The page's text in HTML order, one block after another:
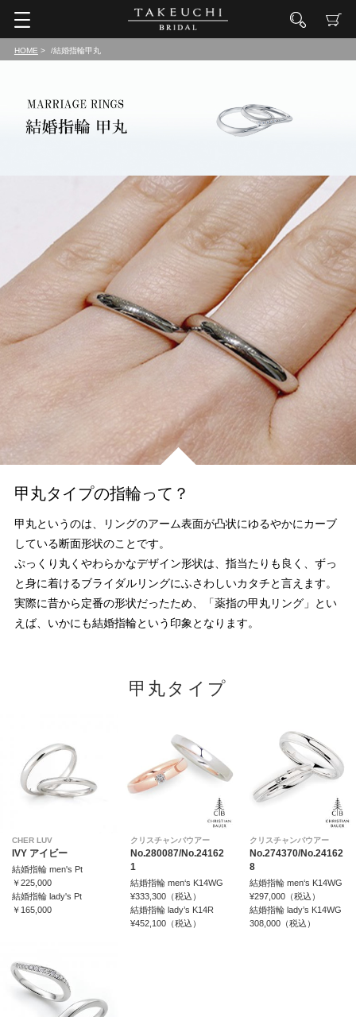
HOME /結婚指輪甲丸
甲丸タイプの指輪って？
甲丸というのは、リングのアーム表面が凸状にゆるやかにカーブ
している断面形状のことです。
ぷっくり丸くやわらかなデザイン形状は、指当たりも良く、ずっ
と身に着けるブライダルリングにふさわしいカタチと言えます。
実際に昔から定番の形状だったため、「薬指の甲丸リング」とい
えば、いかにも結婚指輪という印象となります。
甲丸タイプ
CHER LUV
IVY アイビー
結婚指輪 men's Pt
￥225,000
結婚指輪 lady's Pt
￥165,000
クリスチャンバウアー
No.280087/No.24162
1
結婚指輪 men‘s K14WG
¥333,300（税込）
結婚指輪 lady’s K14R
¥452,100（税込）
クリスチャンバウアー
No.274370/No.24162
8
結婚指輪 men‘s K14WG
¥297,000（税込）
結婚指輪 lady’s K14WG
308,000（税込）